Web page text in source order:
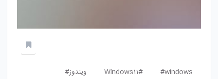
windows#
Windows11# ویندوز#